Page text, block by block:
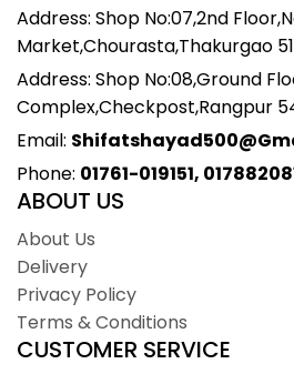
Address: Shop No:07,2nd
Market,Chourasta,Thakurgao
Address: Shop No:08,Ground
Complex,Checkpost,Rangpur
Email:
Phone: 01761-019151,
ABOUT US
About Us
Delivery
Privacy Policy
Terms & Conditions
CUSTOMER SERVICE